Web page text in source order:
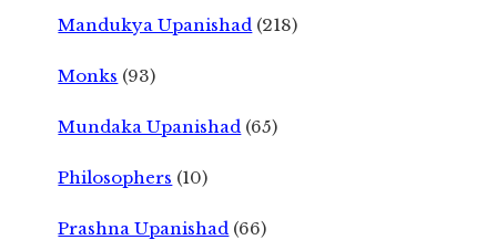
Mandukya Upanishad (218)
Monks (93)
Mundaka Upanishad (65)
Philosophers (10)
Prashna Upanishad (66)